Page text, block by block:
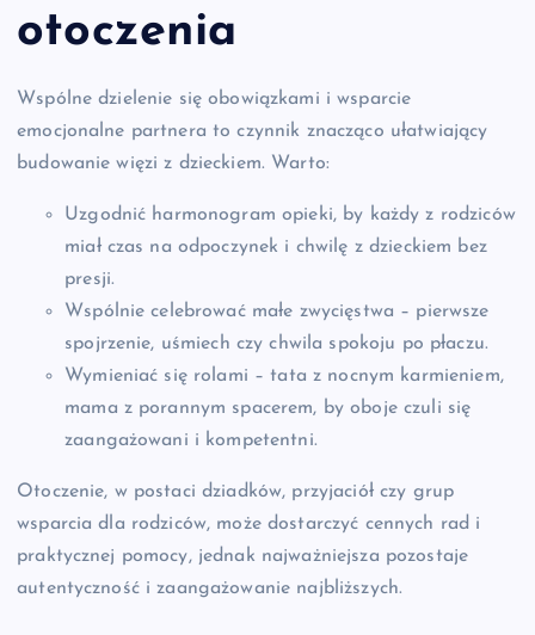
otoczenia
Wspólne dzielenie się obowiązkami i wsparcie
emocjonalne partnera to czynnik znacząco ułatwiający
budowanie więzi z dzieckiem. Warto:
Uzgodnić harmonogram opieki, by każdy z rodziców
miał czas na odpoczynek i chwilę z dzieckiem bez
presji.
Wspólnie celebrować małe zwycięstwa – pierwsze
spojrzenie, uśmiech czy chwila spokoju po płaczu.
Wymieniać się rolami – tata z nocnym karmieniem,
mama z porannym spacerem, by oboje czuli się
zaangażowani i kompetentni.
Otoczenie, w postaci dziadków, przyjaciół czy grup
wsparcia dla rodziców, może dostarczyć cennych rad i
praktycznej pomocy, jednak najważniejsza pozostaje
autentyczność i zaangażowanie najbliższych.